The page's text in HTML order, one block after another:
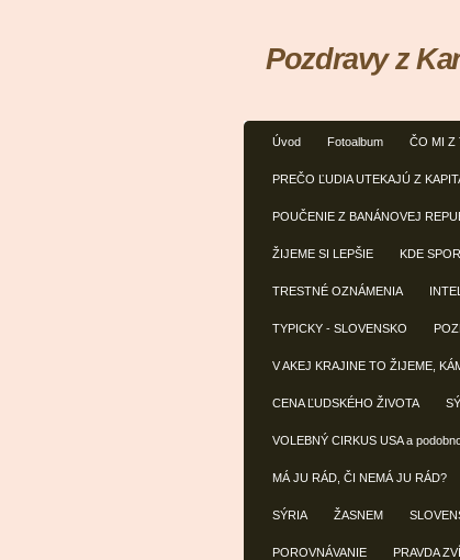
Úvod Fotoalbum ČO MI Z
PREČO ĽUDIA UTEKAJÚ Z
POUČENIE Z BANÁNOVEJ
ŽIJEME SI LEPŠIE KDE
TRESTNÉ OZNÁMENIA
TYPICKY - SLOVENSKO
V AKEJ KRAJINE TO ŽIJEME,
CENA ĽUDSKÉHO ŽIVOTA
VOLEBNÝ CIRKUS USA a
MÁ JU RÁD, ČI NEMÁ JU RÁD?
SÝRIA ŽASNEM
POROVNÁVANIE PRAVDA
Pozdravy z